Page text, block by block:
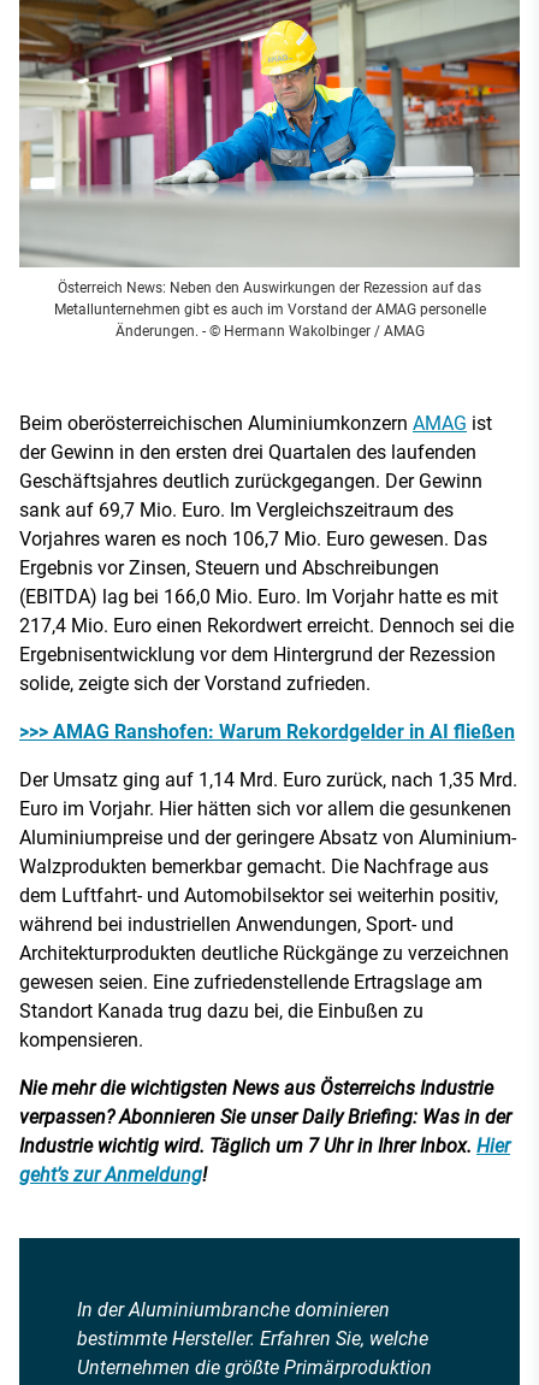
Österreich News: Neben den Auswirkungen der Rezession auf das
Metallunternehmen gibt es auch im Vorstand der AMAG personelle
Änderungen. - © Hermann Wakolbinger / AMAG
Beim oberösterreichischen Aluminiumkonzern AMAG ist
der Gewinn in den ersten drei Quartalen des laufenden
Geschäftsjahres deutlich zurückgegangen. Der Gewinn
sank auf 69,7 Mio. Euro. Im Vergleichszeitraum des
Vorjahres waren es noch 106,7 Mio. Euro gewesen. Das
Ergebnis vor Zinsen, Steuern und Abschreibungen
(EBITDA) lag bei 166,0 Mio. Euro. Im Vorjahr hatte es mit
217,4 Mio. Euro einen Rekordwert erreicht. Dennoch sei die
Ergebnisentwicklung vor dem Hintergrund der Rezession
solide, zeigte sich der Vorstand zufrieden.
>>> AMAG Ranshofen: Warum Rekordgelder in AI fließen
Der Umsatz ging auf 1,14 Mrd. Euro zurück, nach 1,35 Mrd.
Euro im Vorjahr. Hier hätten sich vor allem die gesunkenen
Aluminiumpreise und der geringere Absatz von Aluminium-
Walzprodukten bemerkbar gemacht. Die Nachfrage aus
dem Luftfahrt- und Automobilsektor sei weiterhin positiv,
während bei industriellen Anwendungen, Sport- und
Architekturprodukten deutliche Rückgänge zu verzeichnen
gewesen seien. Eine zufriedenstellende Ertragslage am
Standort Kanada trug dazu bei, die Einbußen zu
kompensieren.
Nie mehr die wichtigsten News aus Österreichs Industrie
verpassen? Abonnieren Sie unser Daily Briefing: Was in der
Industrie wichtig wird. Täglich um 7 Uhr in Ihrer Inbox. Hier
geht’s zur Anmeldung!
In der Aluminiumbranche dominieren
bestimmte Hersteller. Erfahren Sie, welche
Unternehmen die größte Primärproduktion